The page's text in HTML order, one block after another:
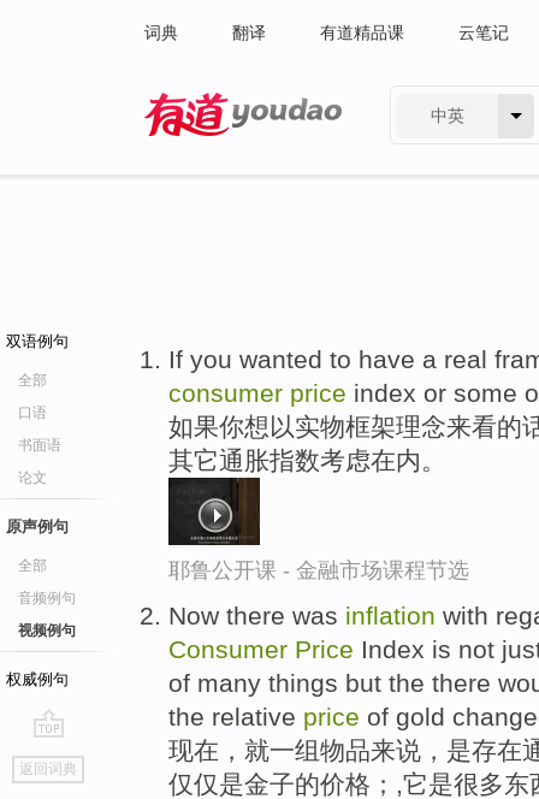
词典 翻译 有道精品课 云笔记
中英
双语例句
全部
口语
书面语
论文
原声例句
全部
音频例句
视频例句
权威例句
go
top
返回词典
If you wanted to have a real
consumer price index or some
如果你想以实物框架理念来看的
其它通胀指数考虑在内。
耶鲁公开课 - 金融市场课程节选
Now there was inflation with
Consumer Price Index is not
of many things but the there
the relative price of gold
现在，就一组物品来说，是存在
仅仅是金子的价格；,它是很多